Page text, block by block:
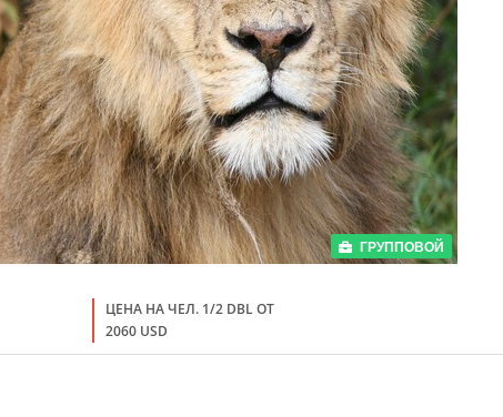
ГРУППОВОЙ
ЦЕНА НА ЧЕЛ. 1/2 DBL ОТ
2060 USD